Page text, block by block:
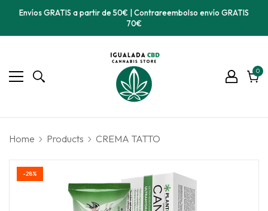
Envíos GRATIS a partir de 50€ | Contrareembolso envío GRATIS
70€
00
Home Products CREMA TATTO
-28%